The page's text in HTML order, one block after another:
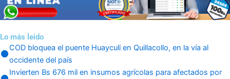
Lo más leido
COD bloquea el puente Huayculi en Quillacollo, en la vía al
occidente del país
Invierten Bs 676 mil en insumos agrícolas para afectados por